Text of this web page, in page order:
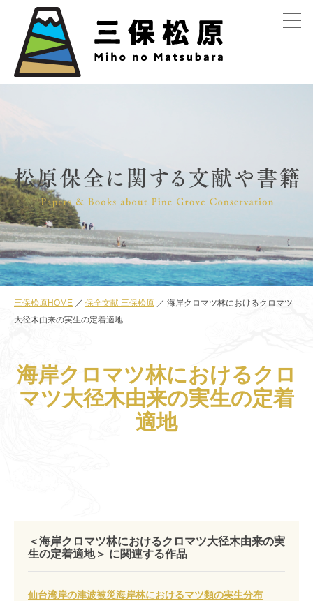
menu
三保松原HOME 保全文献 三保松原
海岸クロマツ林におけるクロマツ
大径木由来の実生の定着適地
海岸クロマツ林におけるクロ
マツ大径木由来の実生の定着
適地
＜海岸クロマツ林におけるクロマツ大径木由来の実
生の定着適地＞ に関連する作品
仙台湾岸の津波被災海岸林におけるマツ類の実生分布